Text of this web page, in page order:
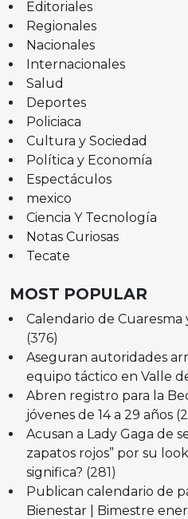
Editoriales
Regionales
Nacionales
Internacionales
Salud
Deportes
Policiaca
Cultura y Sociedad
Política y Economía
Espectáculos
mexico
Ciencia Y Tecnología
Notas Curiosas
Tecate
MOST POPULAR
Calendario de Cuaresma
(376)
Aseguran autoridades
equipo táctico en Valle
Abren registro para la
jóvenes de 14 a 29 años
Acusan a Lady Gaga de
zapatos rojos” por su
significa? (281)
Publican calendario de
Bienestar | Bimestre